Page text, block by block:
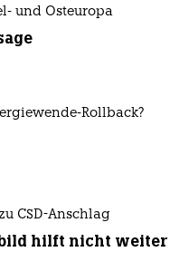
und Osteuropa
Rollback?
CSD-Anschlag
hilft nicht weiter